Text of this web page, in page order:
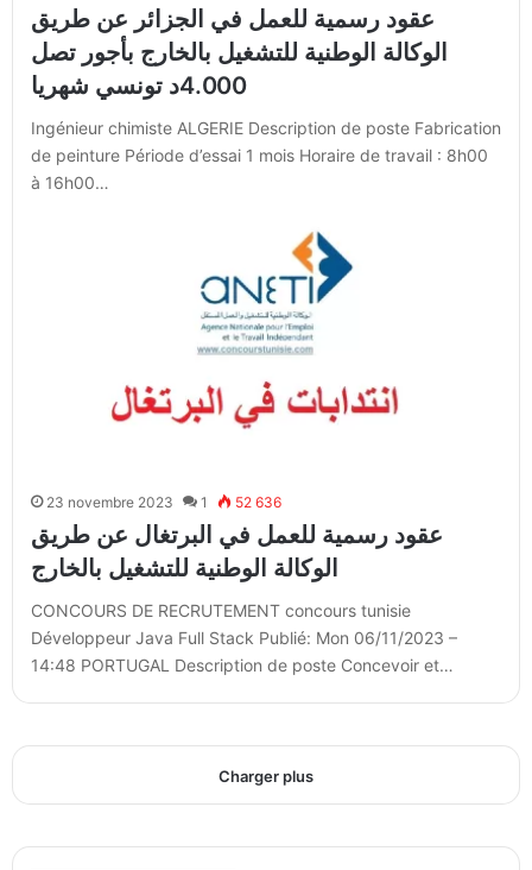
عقود رسمية للعمل في الجزائر عن طريق
الوكالة الوطنية للتشغيل بالخارج بأجور تصل
4.000د تونسي شهريا
Ingénieur chimiste ALGERIE Description de poste Fabrication
de peinture Période d’essai 1 mois Horaire de travail : 8h00
à 16h00…
23 novembre 2023 1 52 636
عقود رسمية للعمل في البرتغال عن طريق
الوكالة الوطنية للتشغيل بالخارج
CONCOURS DE RECRUTEMENT concours tunisie
Développeur Java Full Stack Publié: Mon 06/11/2023 –
14:48 PORTUGAL Description de poste Concevoir et…
Charger plus